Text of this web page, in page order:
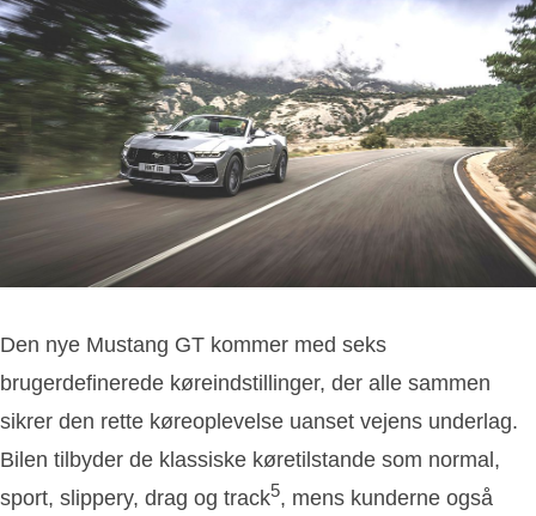
Den nye Mustang GT kommer med seks
brugerdefinerede køreindstillinger, der alle sammen
sikrer den rette køreoplevelse uanset vejens underlag.
Bilen tilbyder de klassiske køretilstande som normal,
sport, slippery, drag og track5, mens kunderne også